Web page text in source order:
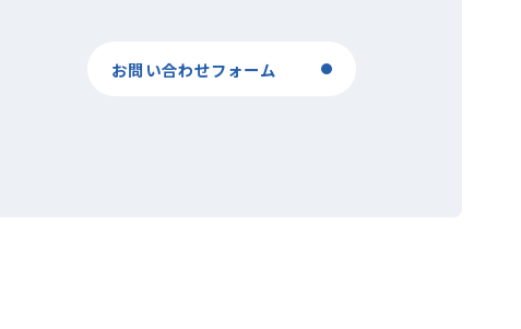
お問い合わせフォーム